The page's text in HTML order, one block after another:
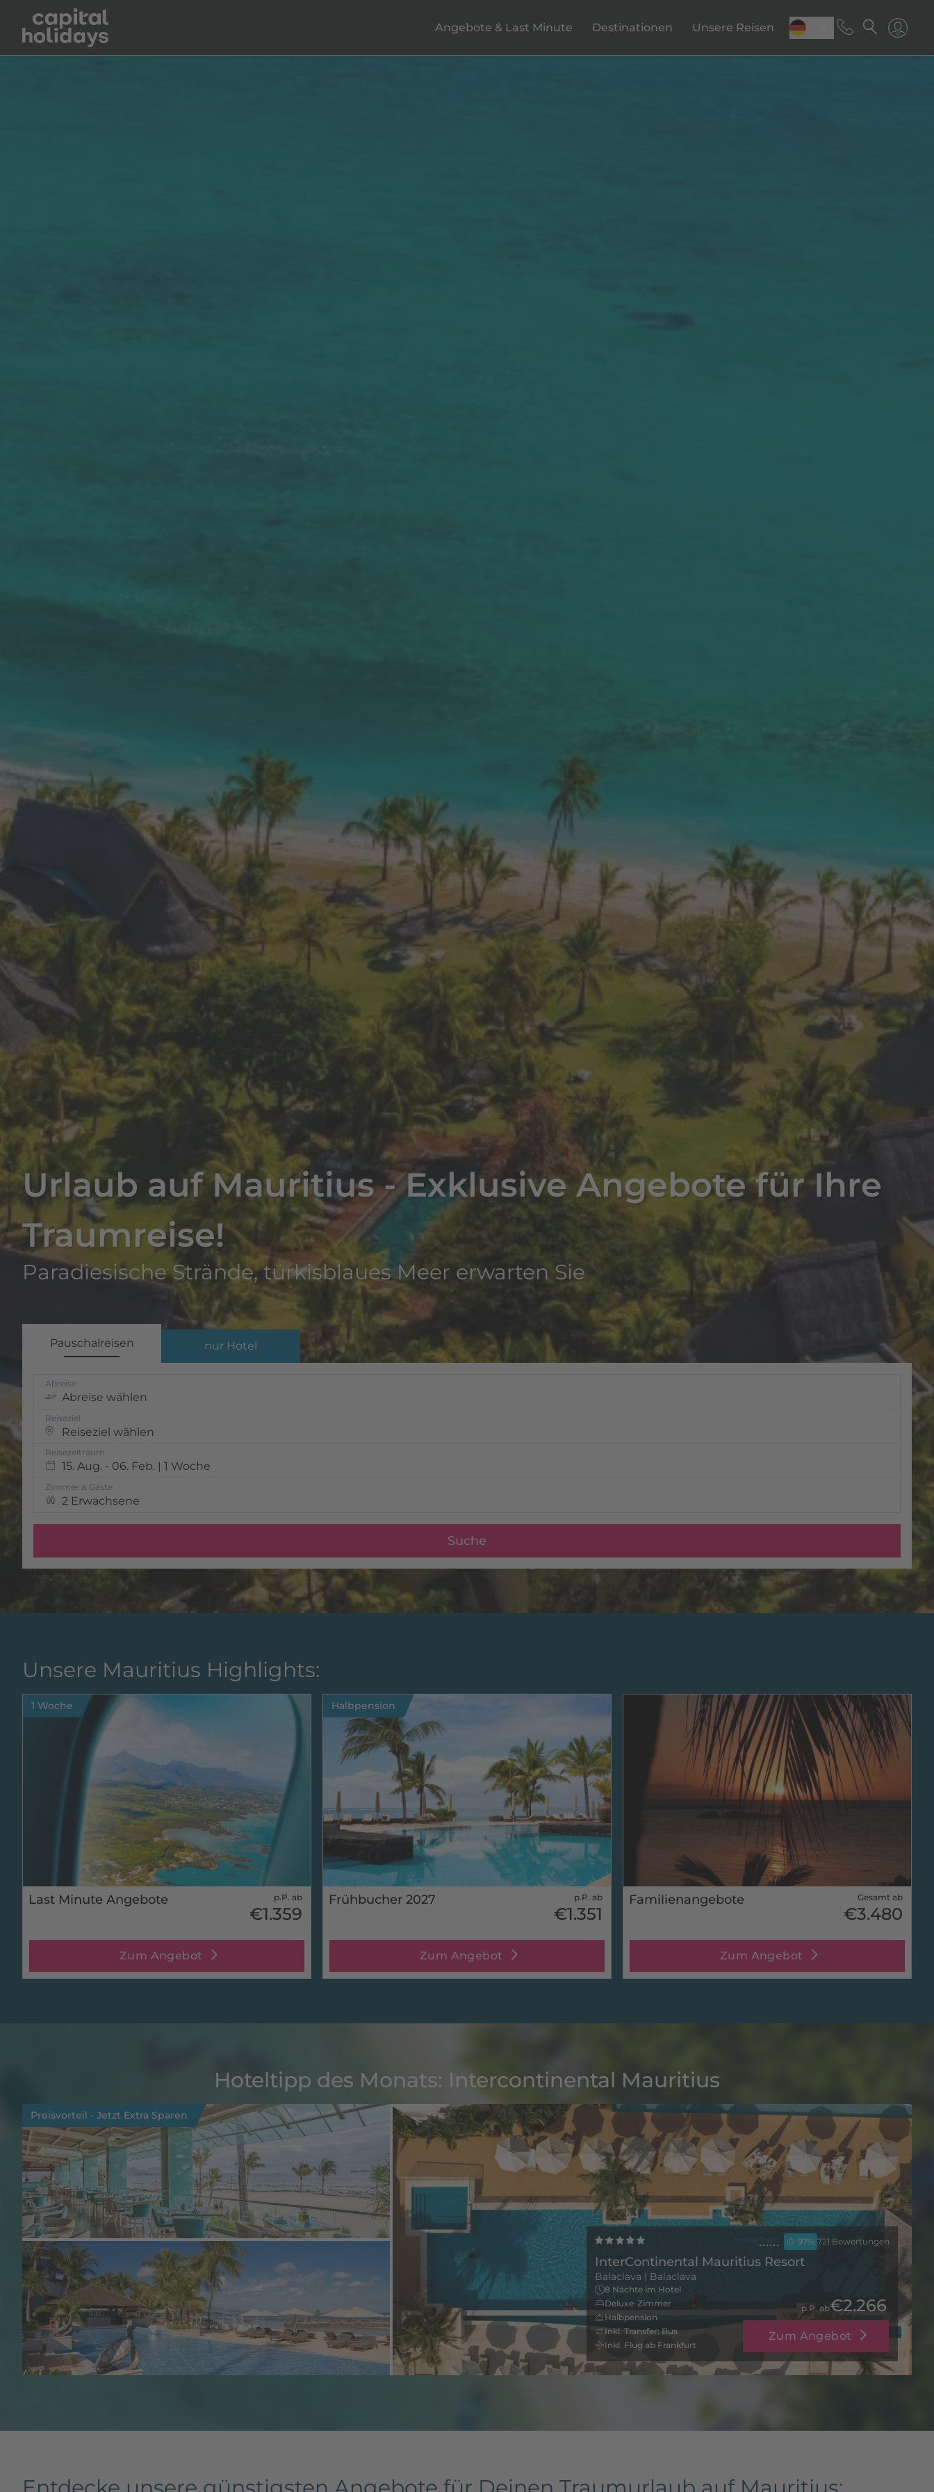
Angebote & Last Minute Destinationen Unsere Reisen
Urlaub auf Mauritius - Exklusive Angebote für Ihre
Traumreise!
Paradiesische Strände, türkisblaues Meer erwarten Sie
Pauschalreisen nur Hotel
Abreise
Abreise wählen
Reiseziel
Reiseziel wählen
Reisezeitraum
15. Aug. - 06. Feb. | 1 Woche
Zimmer & Gäste
2 Erwachsene
Suche
Unsere Mauritius Highlights:
1 Woche
Last Minute Angebote p.P. ab
€1.359
Zum Angebot
Halbpension
Frühbucher 2027 p.P. ab
€1.351
Zum Angebot
Familienangebote Gesamt ab
€3.480
Zum Angebot
Hoteltipp des Monats: Intercontinental Mauritius
Preisvorteil - Jetzt Extra Sparen
InterContinental Mauritius Resort
Balaclava | Balaclava
97% 721 Bewertungen
8 Nächte im Hotel
Deluxe-Zimmer
Halbpension
Inkl. Transfer: Bus
Inkl. Flug ab Frankfurt
p.P. ab€2.266
Zum Angebot